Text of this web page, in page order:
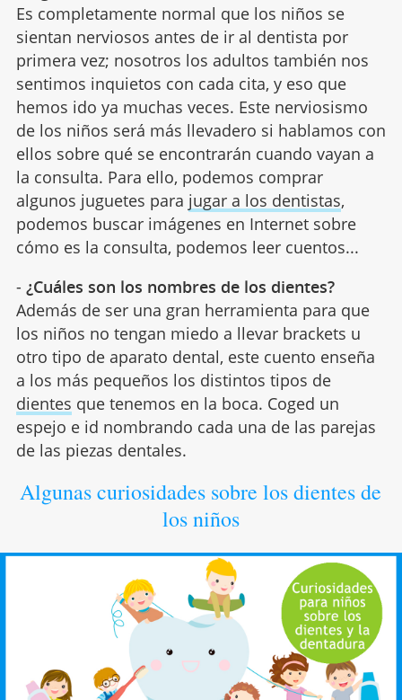
Es completamente normal que los niños se
sientan nerviosos antes de ir al dentista por
primera vez; nosotros los adultos también nos
sentimos inquietos con cada cita, y eso que
hemos ido ya muchas veces. Este nerviosismo
de los niños será más llevadero si hablamos con
ellos sobre qué se encontrarán cuando vayan a
la consulta. Para ello, podemos comprar
algunos juguetes para jugar a los dentistas,
podemos buscar imágenes en Internet sobre
cómo es la consulta, podemos leer cuentos...
- ¿Cuáles son los nombres de los dientes?
Además de ser una gran herramienta para que
los niños no tengan miedo a llevar brackets u
otro tipo de aparato dental, este cuento enseña
a los más pequeños los distintos tipos de
dientes que tenemos en la boca. Coged un
espejo e id nombrando cada una de las parejas
de las piezas dentales.
Algunas curiosidades sobre los dientes de
los niños